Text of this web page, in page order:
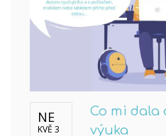
NE
KVĚ 3
Co mi dala
výuka